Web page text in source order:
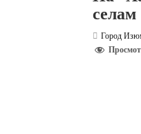
селам
Город